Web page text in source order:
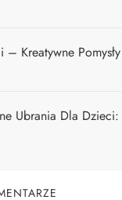
– Kreatywne Pomysły
Ubrania Dla Dzieci: